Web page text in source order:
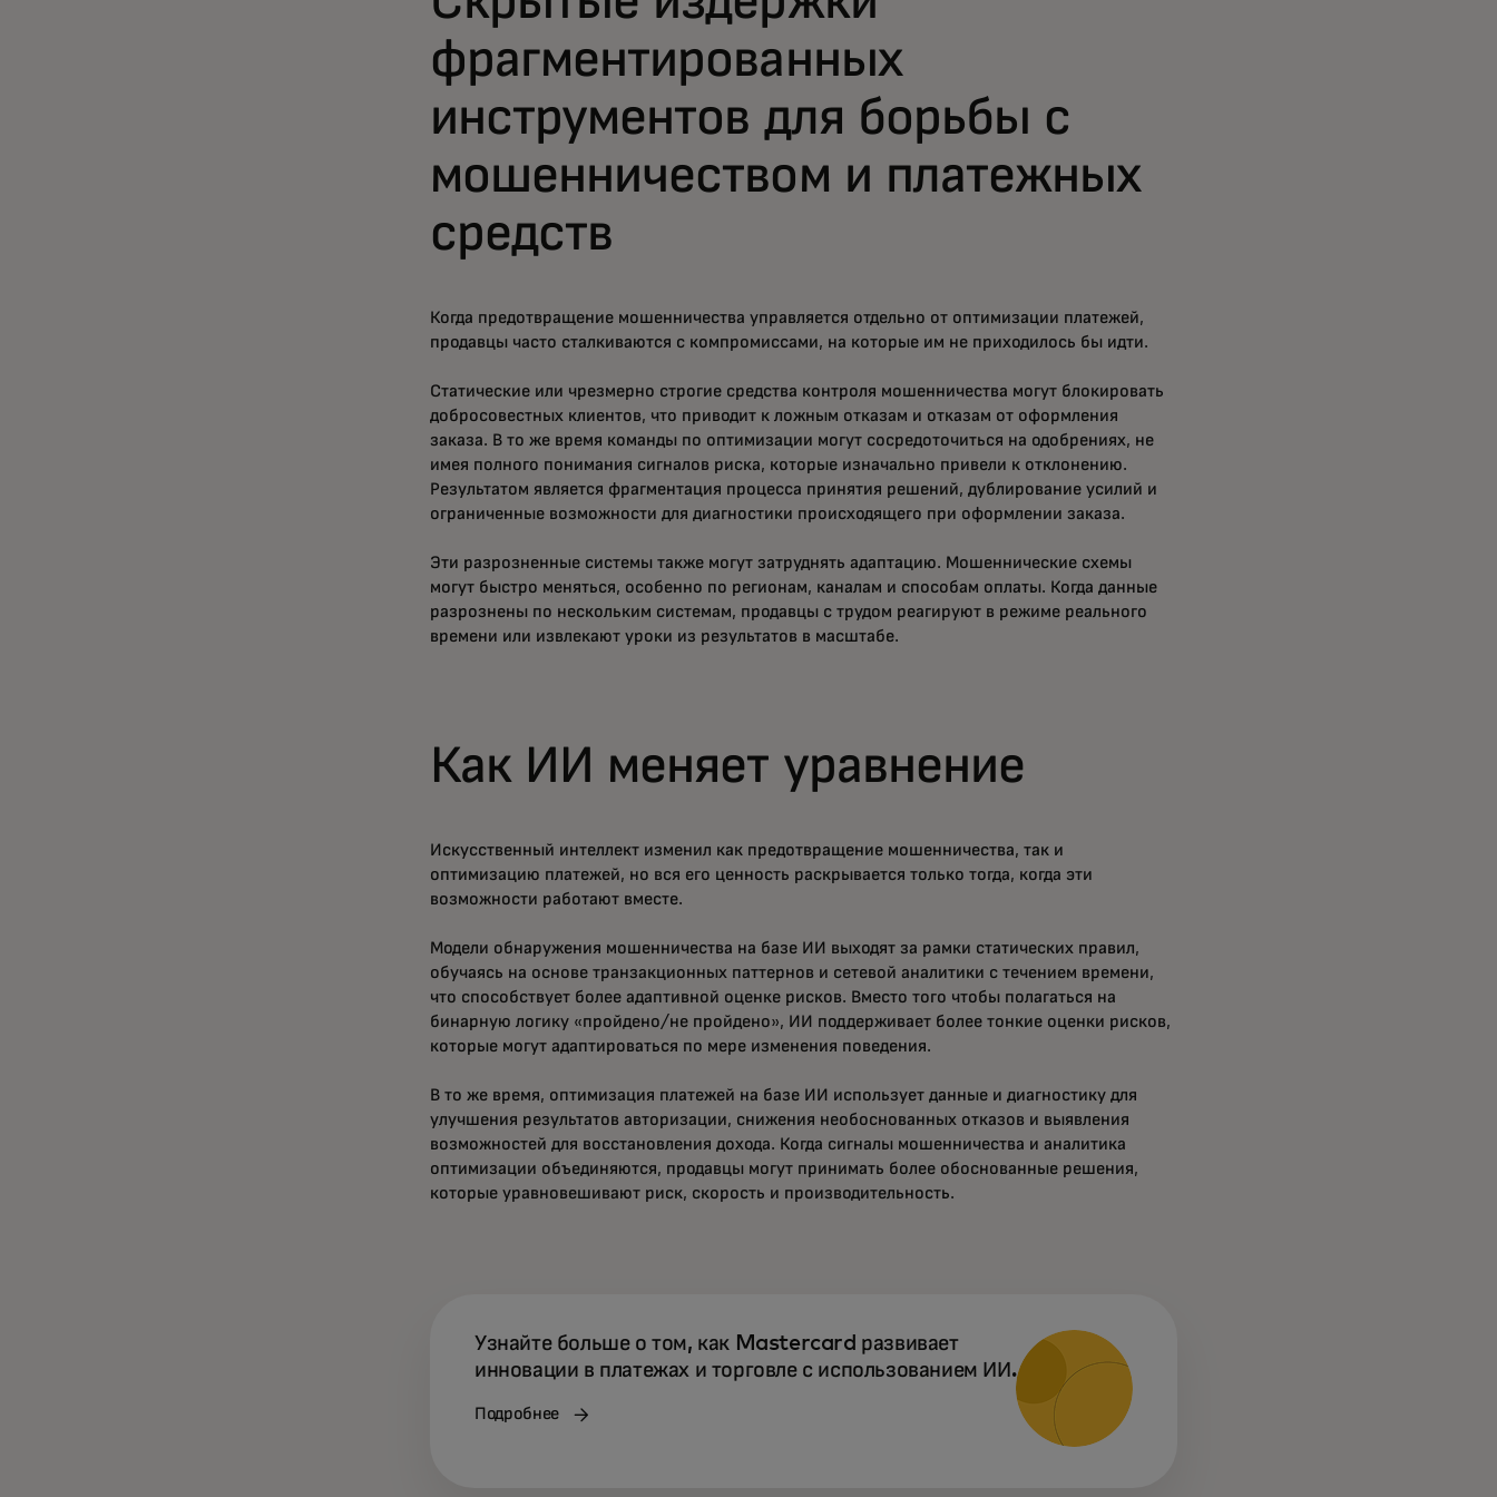
фрагментированных
инструментов для борьбы с
мошенничеством и платежных
средств
Когда предотвращение мошенничества управляется отдельно от оптимизации платежей,
продавцы часто сталкиваются с компромиссами, на которые им не приходилось бы идти.
Статические или чрезмерно строгие средства контроля мошенничества могут блокировать
добросовестных клиентов, что приводит к ложным отказам и отказам от оформления
заказа. В то же время команды по оптимизации могут сосредоточиться на одобрениях, не
имея полного понимания сигналов риска, которые изначально привели к отклонению.
Результатом является фрагментация процесса принятия решений, дублирование усилий и
ограниченные возможности для диагностики происходящего при оформлении заказа.
Эти разрозненные системы также могут затруднять адаптацию. Мошеннические схемы
могут быстро меняться, особенно по регионам, каналам и способам оплаты. Когда данные
разрознены по нескольким системам, продавцы с трудом реагируют в режиме реального
времени или извлекают уроки из результатов в масштабе.
Как ИИ меняет уравнение
Искусственный интеллект изменил как предотвращение мошенничества, так и
оптимизацию платежей, но вся его ценность раскрывается только тогда, когда эти
возможности работают вместе.
Модели обнаружения мошенничества на базе ИИ выходят за рамки статических правил,
обучаясь на основе транзакционных паттернов и сетевой аналитики с течением времени,
что способствует более адаптивной оценке рисков. Вместо того чтобы полагаться на
бинарную логику «пройдено/не пройдено», ИИ поддерживает более тонкие оценки рисков,
которые могут адаптироваться по мере изменения поведения.
В то же время, оптимизация платежей на базе ИИ использует данные и диагностику для
улучшения результатов авторизации, снижения необоснованных отказов и выявления
возможностей для восстановления дохода. Когда сигналы мошенничества и аналитика
оптимизации объединяются, продавцы могут принимать более обоснованные решения,
которые уравновешивают риск, скорость и производительность.
Узнайте больше о том, как Mastercard развивает
инновации в платежах и торговле с использованием ИИ.
Подробнее